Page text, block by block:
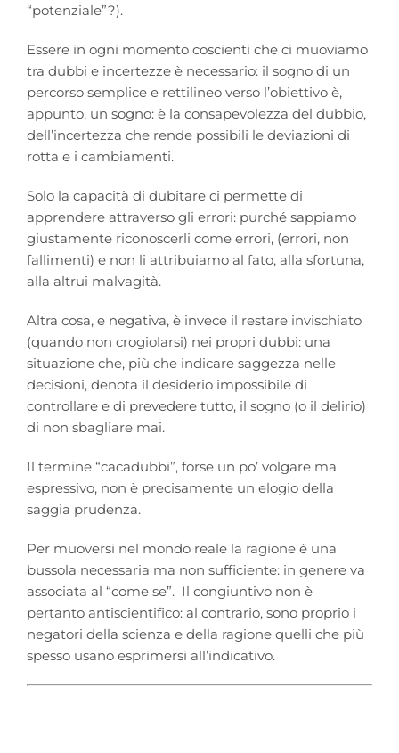
“potenziale”?).
Essere in ogni momento coscienti che ci muoviamo
tra dubbi e incertezze è necessario: il sogno di un
percorso semplice e rettilineo verso l’obiettivo è,
appunto, un sogno: è la consapevolezza del dubbio,
dell’incertezza che rende possibili le deviazioni di
rotta e i cambiamenti.
Solo la capacità di dubitare ci permette di
apprendere attraverso gli errori: purché sappiamo
giustamente riconoscerli come errori, (errori, non
fallimenti) e non li attribuiamo al fato, alla sfortuna,
alla altrui malvagità.
Altra cosa, e negativa, è invece il restare invischiato
(quando non crogiolarsi) nei propri dubbi: una
situazione che, più che indicare saggezza nelle
decisioni, denota il desiderio impossibile di
controllare e di prevedere tutto, il sogno (o il delirio)
di non sbagliare mai.
Il termine “cacadubbi”, forse un po’ volgare ma
espressivo, non è precisamente un elogio della
saggia prudenza.
Per muoversi nel mondo reale la ragione è una
bussola necessaria ma non sufficiente: in genere va
associata al “come se”. Il congiuntivo non è
pertanto antiscientifico: al contrario, sono proprio i
negatori della scienza e della ragione quelli che più
spesso usano esprimersi all’indicativo.